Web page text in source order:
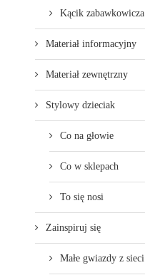
Kącik zabawkowicza
Materiał informacyjny
Materiał zewnętrzny
Stylowy dzieciak
Co na głowie
Co w sklepach
To się nosi
Zainspiruj się
Małe gwiazdy z sieci